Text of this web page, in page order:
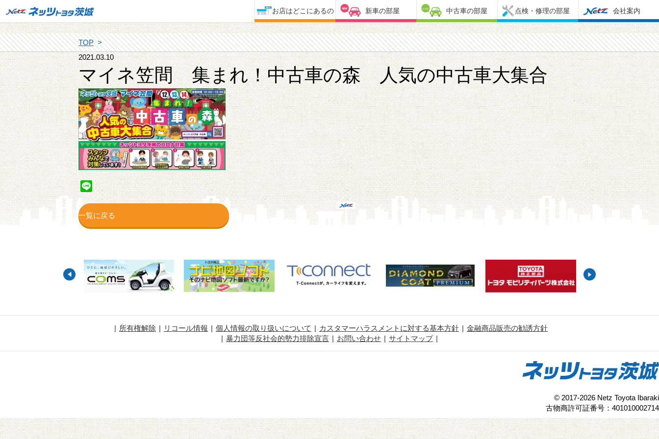
お店はどこにあるの 新車の部屋 中古車の部屋 点検・修理の部屋 会社案内
TOP
2021.03.10
マイネ笠間 集まれ！中古車の森 人気の中古車大集合
Line
一覧に戻る
所有権解除 リコール情報 個人情報の取り扱いについて カスタマーハラスメントに対する基本方針
金融商品販売の勧誘方針
暴力団等反社会的勢力排除宣言
お問い合わせ サイトマップ
© 2017-2026 Netz Toyota Ibaraki
古物商許可証番号：401010002714